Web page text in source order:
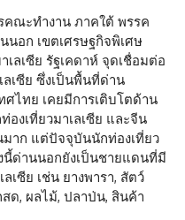
ณะทำงาน ภาคใต้ พรรค
นอก เขตเศรษฐกิจพิเศษ
ลเซีย รัฐเคดาห์ จุดเชื่อมต่อ
เซีย ซึ่งเป็นพื้นที่ด่าน
ศไทย เคยมีการเติบโตด้าน
องเที่ยวมาเลเซีย และจีน
มาก แต่ปัจจุบันนักท่องเที่ยว
นี้ด่านนอกยังเป็นชายแดนที่มี
เซีย เช่น ยางพารา, สัตว์
ด, ผลไม้, ปลาป่น, สินค้า